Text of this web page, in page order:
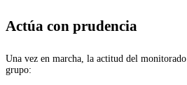
Actúa con prudencia
Una vez en marcha, la actitud del
grupo: